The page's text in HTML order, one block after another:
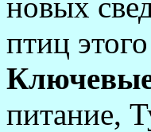
птиц
питание,